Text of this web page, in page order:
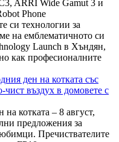
ARRI Wide Gamut 3 и
Phone
си технологии за
на емблематичното си
Launch в Хъндян,
как професионалните
ден на котката със
въздух в домовете с
котката – 8 август,
предложения за
Пречиствателите